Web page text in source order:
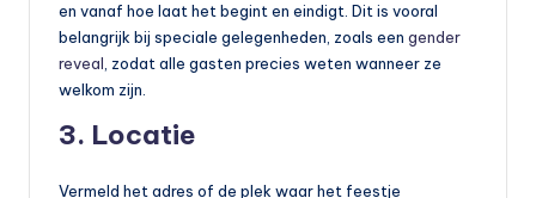
en vanaf hoe laat het begint en eindigt. Dit is vooral
belangrijk bij speciale gelegenheden, zoals een gender
reveal, zodat alle gasten precies weten wanneer ze
welkom zijn.
3. Locatie
Vermeld het adres of de plek waar het feestje